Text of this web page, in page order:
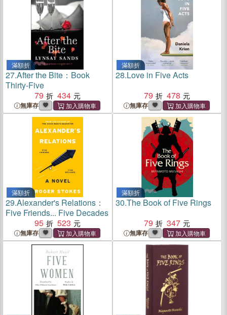
滿額折
27.After the Bite：Book
Thirty-Five
79
434
無庫存
滿額折
28.Love in Five Acts
79
478
無庫存
滿額折
29.Alexander's Relations：
Five Friends... Five Decades
95
523
無庫存
滿額折
30.The Book of Five Rings
79
347
無庫存